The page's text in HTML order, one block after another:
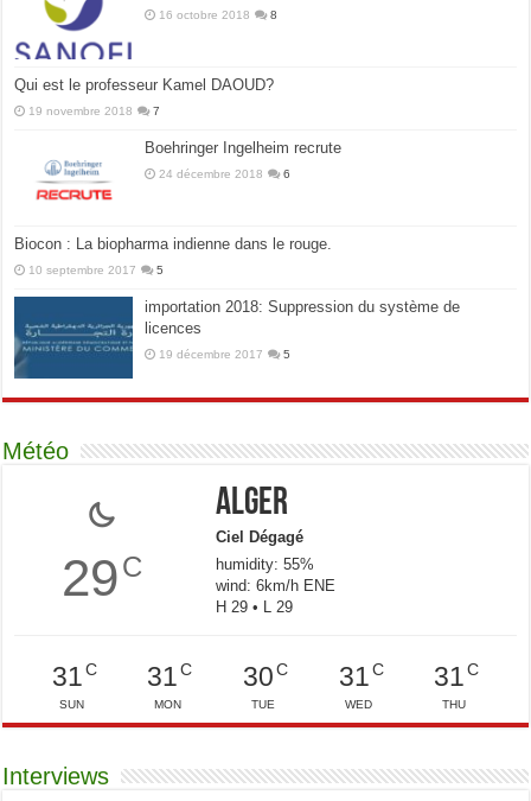
16 octobre 2018 8
Qui est le professeur Kamel DAOUD?
19 novembre 2018 7
Boehringer Ingelheim recrute
24 décembre 2018 6
Biocon : La biopharma indienne dans le rouge.
10 septembre 2017 5
importation 2018: Suppression du système de
licences
19 décembre 2017 5
Météo
29C
Alger
Ciel Dégagé
humidity: 55%
wind: 6km/h ENE
H 29 • L 29
31C
SUN
31 C
MON
30C
TUE
31C
WED
31 C
THU
Interviews